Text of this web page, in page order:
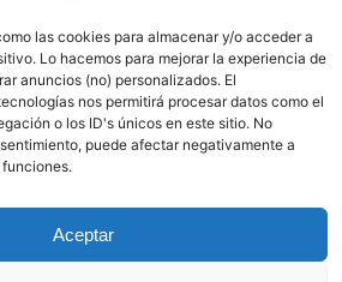
las cookies para almacenar y/o acceder a
Lo hacemos para mejorar la experiencia de
anuncios (no) personalizados. El
nos permitirá procesar datos como el
o los ID's únicos en este sitio. No
puede afectar negativamente a
Aceptar
Política de cookies
WordPress